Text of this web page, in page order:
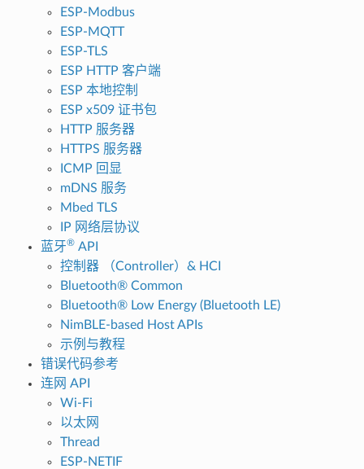
ESP-Modbus
ESP-MQTT
ESP-TLS
ESP HTTP 客户端
ESP 本地控制
ESP x509 证书包
HTTP 服务器
HTTPS 服务器
ICMP 回显
mDNS 服务
Mbed TLS
IP 网络层协议
蓝牙®API
控制器 （Controller）& HCI
Bluetooth® Common
Bluetooth® Low Energy (Bluetooth LE)
NimBLE-based Host APIs
示例与教程
错误代码参考
连网 API
Wi-Fi
以太网
Thread
ESP-NETIF